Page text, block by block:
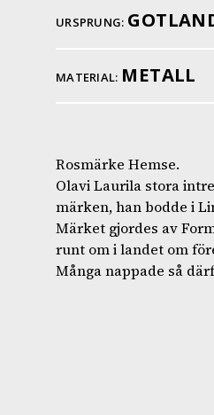
URSPRUNG:
MATERIAL: METALL
Rosmärke Hemse.
Olavi Laurila stora
märken, han bodde i
Märket gjordes av
runt om i landet om
Många nappade så